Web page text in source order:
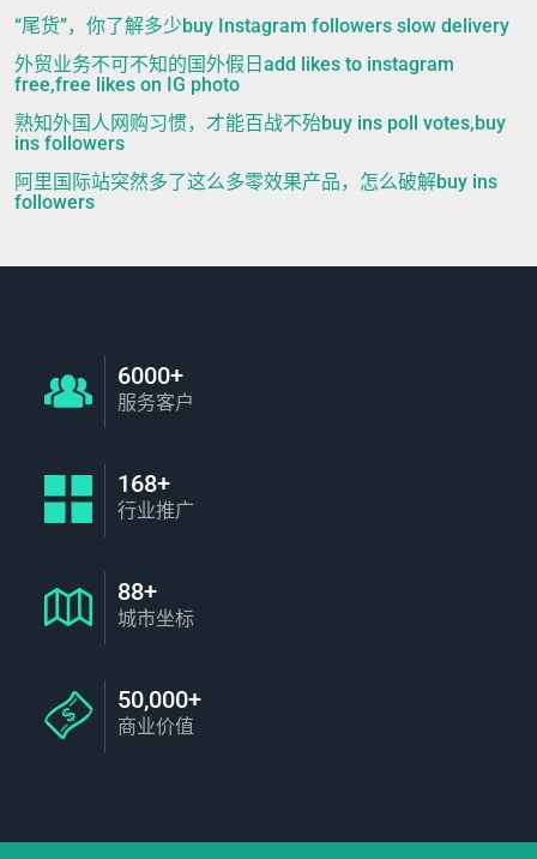
“尾货”，你了解多少buy Instagram followers slow delivery
外贸业务不可不知的国外假日add likes to instagram
free,free likes on IG photo
熟知外国人网购习惯，才能百战不殆buy ins poll votes,buy
ins followers
阿里国际站突然多了这么多零效果产品，怎么破解buy ins
followers
6000+
服务客户
168+
行业推广
88+
城市坐标
50,000+
商业价值